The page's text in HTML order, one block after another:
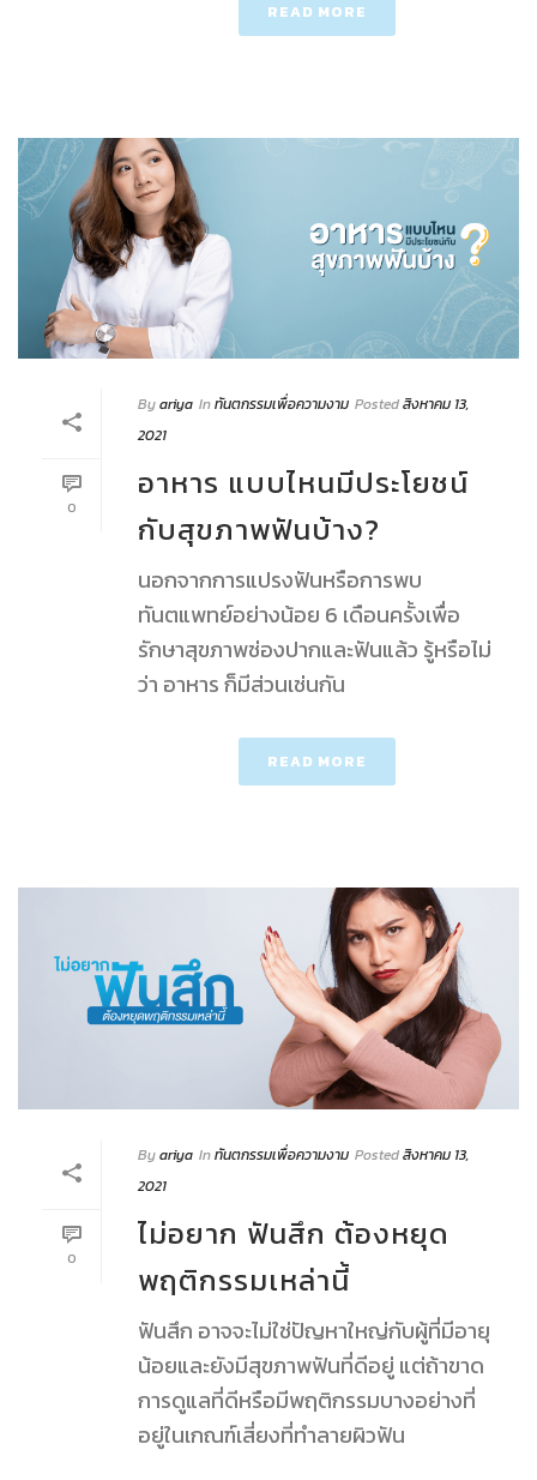
READ MORE
0
Byariya Inทันตกรรมเพื่อความงาม Postedสิงหาคม 13,
2021
อาหาร แบบไหนมีประโยชน์
กับสุขภาพฟันบ้าง?
นอกจากการแปรงฟันหรือการพบ
ทันตแพทย์อย่างน้อย 6 เดือนครั้งเพื่อ
รักษาสุขภาพช่องปากและฟันแล้ว รู้หรือไม่
ว่า อาหาร ก็มีส่วนเช่นกัน
READ MORE
0
Byariya Inทันตกรรมเพื่อความงาม Postedสิงหาคม 13,
2021
ไม่อยาก ฟันสึก ต้องหยุด
พฤติกรรมเหล่านี้
ฟันสึก อาจจะไม่ใช่ปัญหาใหญ่กับผู้ที่มีอายุ
น้อยและยังมีสุขภาพฟันที่ดีอยู่ แต่ถ้าขาด
การดูแลที่ดีหรือมีพฤติกรรมบางอย่างที่
อยู่ในเกณฑ์เสี่ยงที่ทำลายผิวฟัน